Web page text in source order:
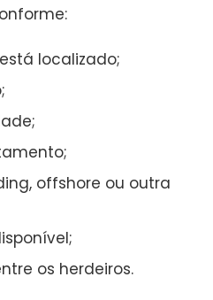
localizado;
offshore ou outra
os herdeiros.